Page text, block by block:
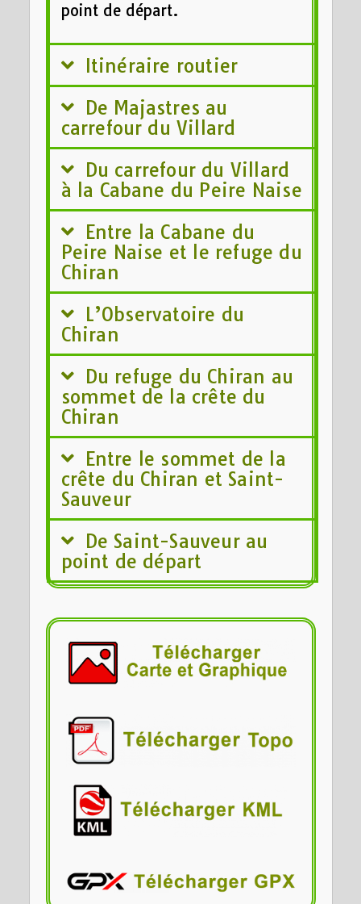
point de départ.
Itinéraire routier
De Majastres au
carrefour du Villard
Du carrefour du Villard
à la Cabane du Peire Naise
Entre la Cabane du
Peire Naise et le refuge du
Chiran
L’Observatoire du
Chiran
Du refuge du Chiran au
sommet de la crête du
Chiran
Entre le sommet de la
crête du Chiran et Saint-
Sauveur
De Saint-Sauveur au
point de départ